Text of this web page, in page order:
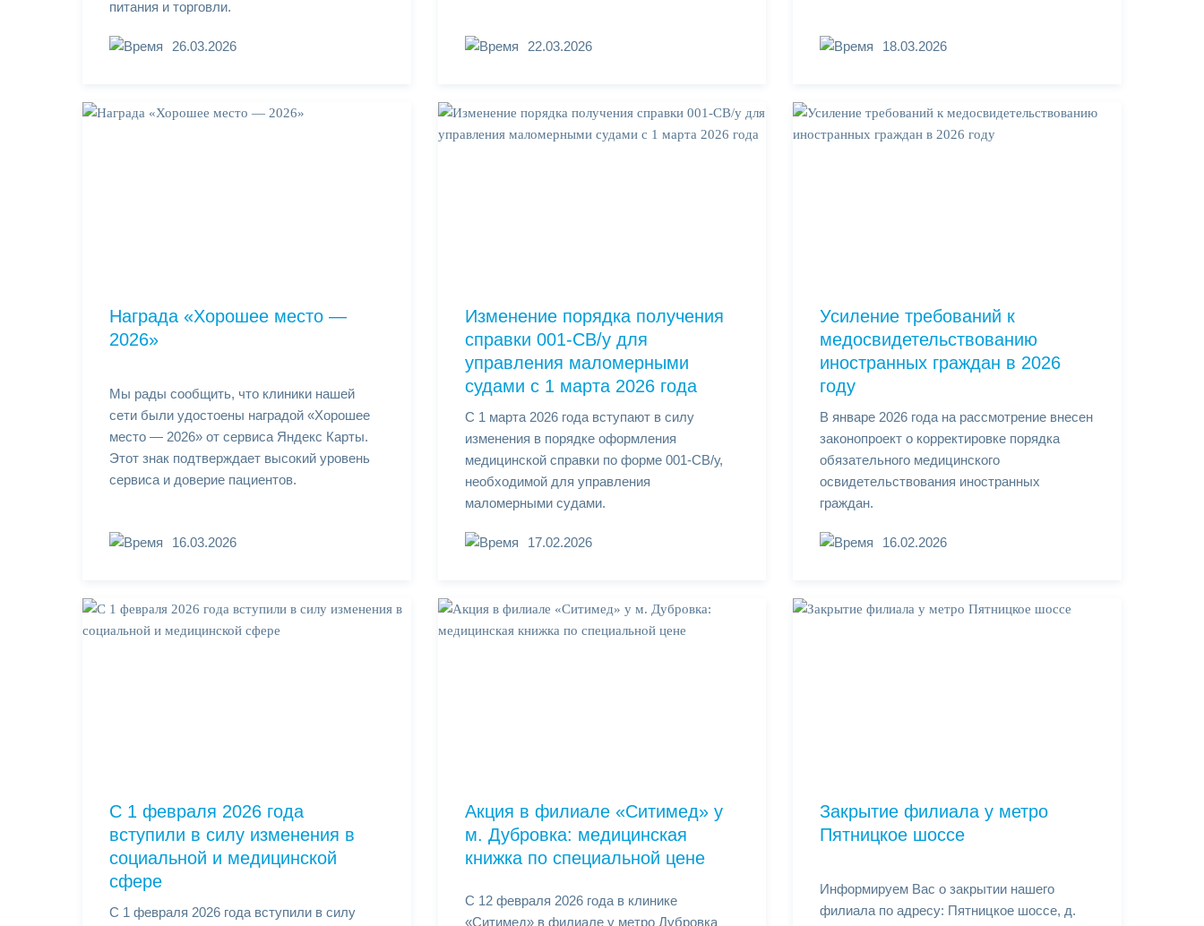
питания и торговли.
26.03.2026 22.03.2026 18.03.2026
Награда «Хорошее место —
2026»
Мы рады сообщить, что клиники нашей
сети были удостоены наградой «Хорошее
место — 2026» от сервиса Яндекс Карты.
Этот знак подтверждает высокий уровень
сервиса и доверие пациентов.
16.03.2026
Изменение порядка получения
справки 001-СВ/у для
управления маломерными
судами с 1 марта 2026 года
С 1 марта 2026 года вступают в силу
изменения в порядке оформления
медицинской справки по форме 001-СВ/у,
необходимой для управления
маломерными судами.
17.02.2026
Усиление требований к
медосвидетельствованию
иностранных граждан в 2026
году
В январе 2026 года на рассмотрение внесен
законопроект о корректировке порядка
обязательного медицинского
освидетельствования иностранных
граждан.
16.02.2026
С 1 февраля 2026 года
вступили в силу изменения в
социальной и медицинской
сфере
С 1 февраля 2026 года вступили в силу
Акция в филиале «Ситимед» у
м. Дубровка: медицинская
книжка по специальной цене
С 12 февраля 2026 года в клинике
«Ситимед» в филиале у метро Дубровка
Закрытие филиала у метро
Пятницкое шоссе
Информируем Вас о закрытии нашего
филиала по адресу: Пятницкое шоссе, д.